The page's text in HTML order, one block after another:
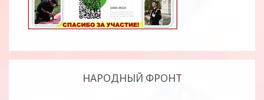
НАРОДНЫЙ ФРОНТ